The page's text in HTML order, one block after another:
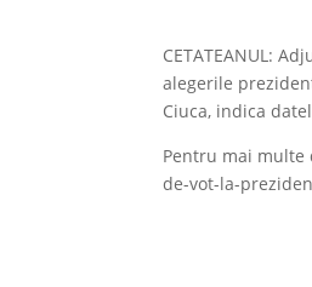
CETATEANUL:
alegerile
Ciuca, indica
Pentru mai
de-vot-la-